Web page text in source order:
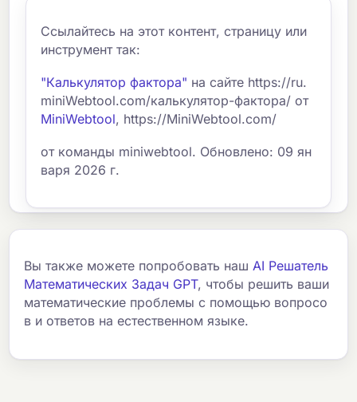
Ссылайтесь на этот контент, страницу или
инструмент так:
"Калькулятор фактора" на сайте https://ru.
miniWebtool.com/калькулятор-фактора/ от
MiniWebtool, https://MiniWebtool.com/
от команды miniwebtool. Обновлено: 09 ян
варя 2026 г.
Вы также можете попробовать нашAI Решатель
Математических Задач GPT, чтобы решить ваши
математические проблемы с помощью вопросо
в и ответов на естественном языке.